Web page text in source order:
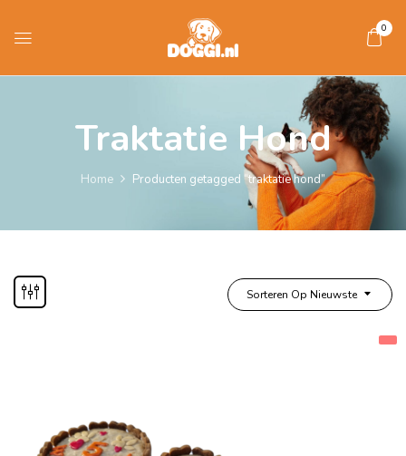
0
Traktatie Hond
Home Producten getagged “traktatie hond”
Sorteren Op Nieuwste